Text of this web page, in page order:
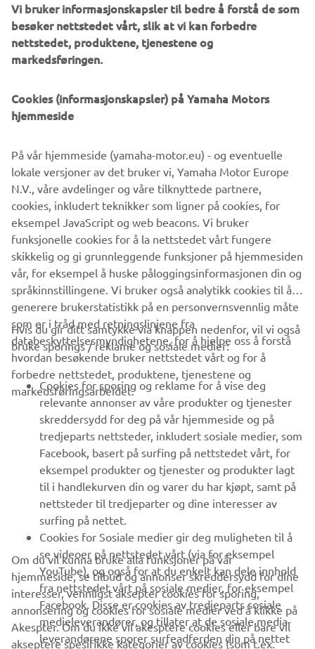
Stylish, functional and elegant, Yamaha’s exquisite new
REVS Collection introduces a new-look contemporary
fashion for active lifestyles. Debuting at the EICMA show
you can get exclusive first access to the new range of
casual apparel that captures the spirit of Yamaha’s past,
Sport Heritage, Hyper Naked, Sport Scooter and others
will arrive at the official Yamaha dealer and online at the
end of November.
1/1
VIRKSOMHET
B2B
UTFORSK YAMAHA
FAQ & SUPPORT
NYHETSBREV
Vær den første til å lære om de siste tilbudene, spesielle
arrangementer, nye utgivelser og mye mer
ABONNER
Vi bruker informasjonskapsler til bedre å forstå de som
besøker nettstedet vårt, slik at vi kan forbedre
nettstedet, produktene, tjenestene og
markedsføringen.
Cookies (informasjonskapsler) på Yamaha Motors
hjemmeside
På vår hjemmeside (yamaha-motor.eu) - og eventuelle
lokale versjoner av det bruker vi, Yamaha Motor Europe
N.V., våre avdelinger og våre tilknyttede partnere,
cookies, inkludert teknikker som ligner på cookies, for
eksempel JavaScript og web beacons. Vi bruker
funksjonelle cookies for å la nettstedet vårt fungere
skikkelig og gi grunnleggende funksjoner på hjemmesiden
vår, for eksempel å huske påloggingsinformasjonen din og
språkinnstillingene. Vi bruker også analytikk cookies til å
generere brukerstatistikk på en personvernsvennlig måte
som er i tråd med retningslinjene fra
databeskyttelsesmyndighetene, for å hjelpe oss å forstå
hvordan besøkende bruker nettstedet vårt og for å
forbedre nettstedet, produktene, tjenestene og
markedsføringsarbeidet.
Hvis du gir ditt samtykke via knappen nedenfor, vil vi også
bruke sporings / reklame og sosiale medier:
Cookies for sporing og reklame for å vise deg
relevante annonser av våre produkter og tjenester
skreddersydd for deg på vår hjemmeside og på
tredjeparts nettsteder, inkludert sosiale medier, som
Facebook, basert på surfing på nettstedet vårt, for
eksempel produkter og tjenester og produkter lagt
til i handlekurven din og varer du har kjøpt, samt på
nettsteder til tredjeparter og dine interesser av
surfing på nettet.
Cookies for Sosiale medier gir deg muligheten til å
se videoer på nettstedet vårt (via for eksempel
YouTube), og også for at du enkelt kan dele innhold
fra nettstedet vårt på sosiale medier, for eksempel
Facebook. Disse er cookies av tredjeparts sosiale
medieleverandører, og tillater at de sosiale media-
leverandørene sporer surfeadferden din på nettet
Om du vil kunna bruke alla funksjoner på vår
hjemmeside, se tilbud og annonser skreddersydd for dine
interesser, vennligst aksepter cookies for sporing,
annonsering og cookies for sosiale medier ved å klikke på
Akespter. Om du ikke vil akesptere cookies eller bare vil
akseptere spesifikke kategorier av cookies (som t.ex.